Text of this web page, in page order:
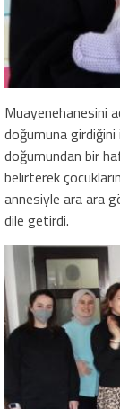
Muayenehanesini
doğumuna girdiğini
doğumundan bir
belirterek
annesiyle ara ara
dile getirdi.